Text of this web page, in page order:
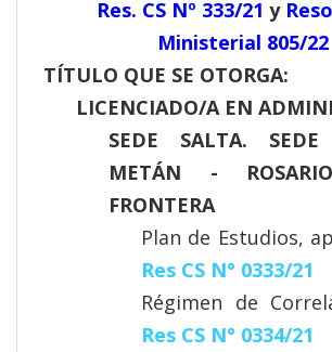
Res. CS Nº 333/21 y
Ministerial 805/22
TÍTULO QUE SE OTORGA:
LICENCIADO/A EN
SEDE SALTA. SEDE
METÁN -
FRONTERA
Plan de Estudios,
Res CS N° 0333/21
Régimen de
Res CS N° 0334/21